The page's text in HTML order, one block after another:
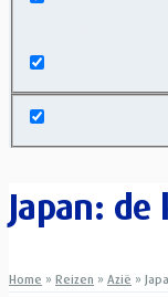
Japan:
Home » Reizen » Azië »